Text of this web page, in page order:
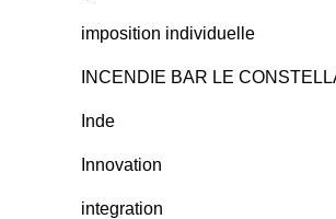
imposition individuelle
INCENDIE BAR LE
Inde
Innovation
integration